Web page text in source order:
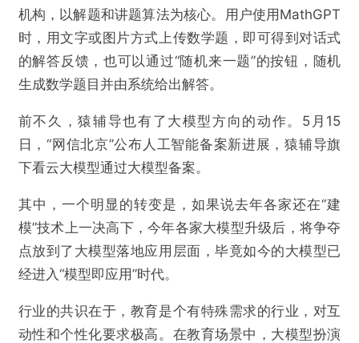
机构，以解题和讲题算法为核心。用户使用MathGPT
时，用文字或图片方式上传数学题，即可得到对话式
的解答反馈，也可以通过“随机来一题”的按钮，随机
生成数学题目并由系统给出解答。
前不久，猿辅导也有了大模型方向的动作。5月15
日，“网信北京”公布人工智能备案新进展，猿辅导旗
下看云大模型通过大模型备案。
其中，一个明显的转变是，如果说去年各家还在“建
模”技术上一决高下，今年各家大模型升级后，将争夺
点放到了大模型落地应用层面，毕竟如今的大模型已
经进入“模型即应用”时代。
行业的共识在于，教育是个有特殊需求的行业，对互
动性和个性化要求极高。在教育场景中，大模型扮演